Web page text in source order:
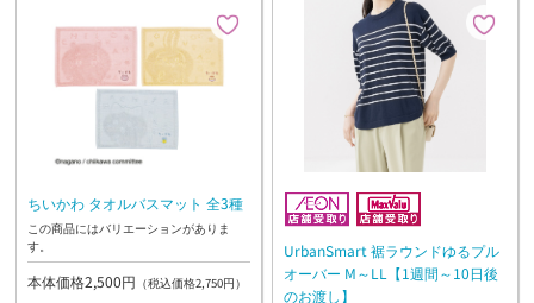
ちいかわ タオルバスマット 全3種
この商品にはバリエーションがありま
す。
本体価格2,500円 （税込価格2,750円）
UrbanSmart 裾ラウンドゆるプル
オーバー M～LL【1週間～10日後
のお渡し】